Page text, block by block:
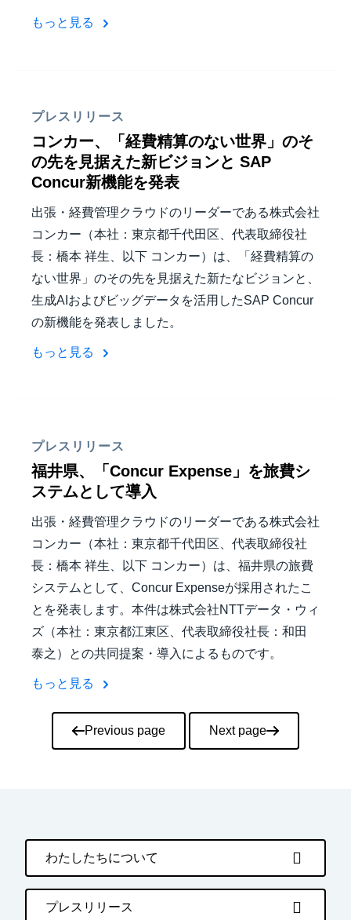
もっと見る
プレスリリース
コンカー、「経費精算のない世界」のそ
の先を見据えた新ビジョンと SAP
Concur新機能を発表
出張・経費管理クラウドのリーダーである株式会社
コンカー（本社：東京都千代田区、代表取締役社
長：橋本 祥生、以下 コンカー）は、「経費精算の
ない世界」のその先を見据えた新たなビジョンと、
生成AIおよびビッグデータを活用したSAP Concur
の新機能を発表しました。
もっと見る
プレスリリース
福井県、「Concur Expense」を旅費シ
ステムとして導入
出張・経費管理クラウドのリーダーである株式会社
コンカー（本社：東京都千代田区、代表取締役社
長：橋本 祥生、以下 コンカー）は、福井県の旅費
システムとして、Concur Expenseが採用されたこ
とを発表します。本件は株式会社NTTデータ・ウィ
ズ（本社：東京都江東区、代表取締役社長：和田
泰之）との共同提案・導入によるものです。
もっと見る
PaginationPrevious page Next page
わたしたちについて
プレスリリース